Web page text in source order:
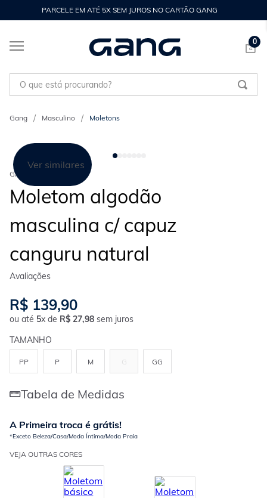
PARCELE EM ATÉ 5X SEM JUROS NO CARTÃO GANG
0
O que está procurando?
Masculino Moletons
Ver similares
GANG
Moletom algodão
masculina c/ capuz
canguru natural
R$ 139,90
ou até 5x de R$ 27,98 sem juros
TAMANHO
PP P M G GG
Tabela de Medidas
A Primeira troca é grátis!
*Exceto Beleza/Casa/Moda Íntima/Moda Praia
VEJA OUTRAS CORES